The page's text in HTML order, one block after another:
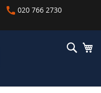
020 766 2730
Haku